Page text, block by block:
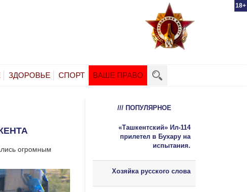
18+
ЗДОРОВЬЕ СПОРТ ВАШЕ ПРАВО
огромным
/// ПОПУЛЯРНОЕ
«Ташкентский» Ил-114
прилетел в Бухару на
испытания.
Хозяйка русского слова